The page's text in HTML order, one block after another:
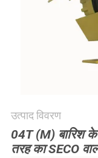
उत्पाद विवरण
04T (M) बारिश के
तरह का SECO